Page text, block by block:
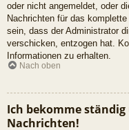
oder nicht angemeldet, oder
Nachrichten für das
sein, dass der Administrator
verschicken, entzogen hat.
Informationen zu erhalten.
Nach oben
Ich bekomme
Nachrichten!